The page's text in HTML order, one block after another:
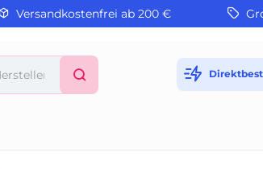
Versandkostenfrei ab 200 €